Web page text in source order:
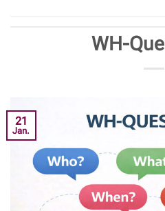
WH-
21
Jan.